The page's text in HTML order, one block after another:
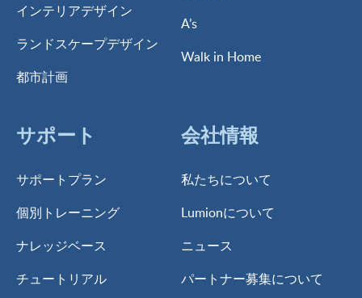
インテリアデザイン
ランドスケープデザイン
都市計画
A’s
Walk in Home
サポート
サポートプラン
個別トレーニング
ナレッジベース
チュートリアル
会社情報
私たちについて
Lumionについて
ニュース
パートナー募集について